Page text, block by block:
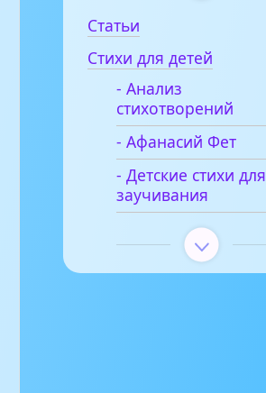
Статьи
Стихи для детей
- Анализ
стихотворений
- Афанасий Фет
- Детские стихи для
заучивания